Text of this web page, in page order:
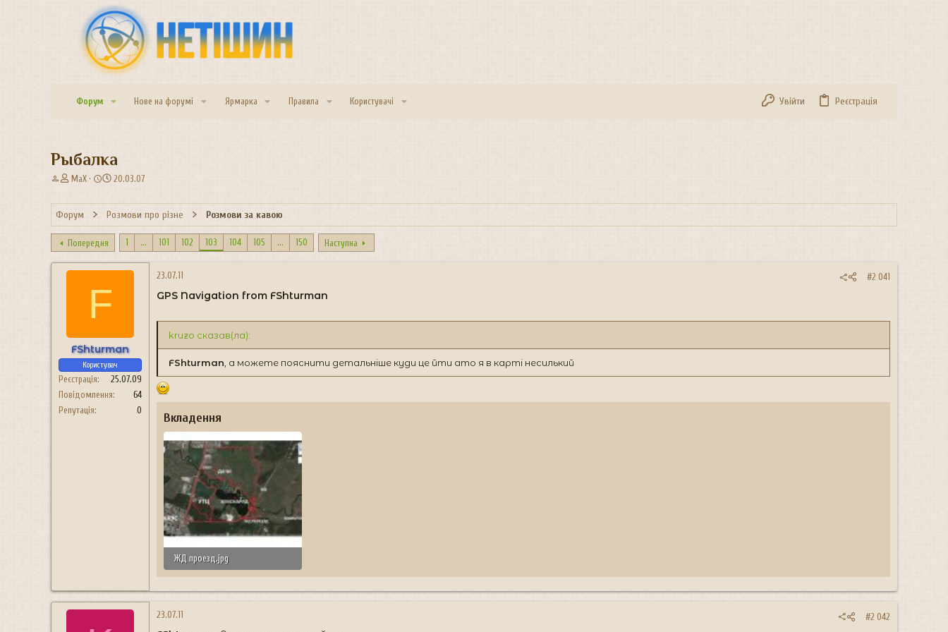
Форум Нове на форумі Ярмарка Правила Користувачі Увійти Реєстрація
Рыбалка
А
т
о
р
т
е
MaX
Д
т
а
с
в
20.03.07
Форум Розмови про різне Розмови за кавою
Попередня 1 ... 101 102 103 104 105 ... 150 Наступна
F
FShturman
Користувач
Реєстрація
25.07.09
Повідомлення
64
Репутація
0
23.07.11 #2 041
GPS Navigation from FShturman
kruzo сказав(ла):
FShturman , а можете пояснити детальніше куди це йти ато я в карті несилький
Вкладення
ЖД проезд.jpg
23.07.11 #2 042